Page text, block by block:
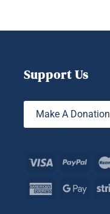
Support Us
Make A Donation